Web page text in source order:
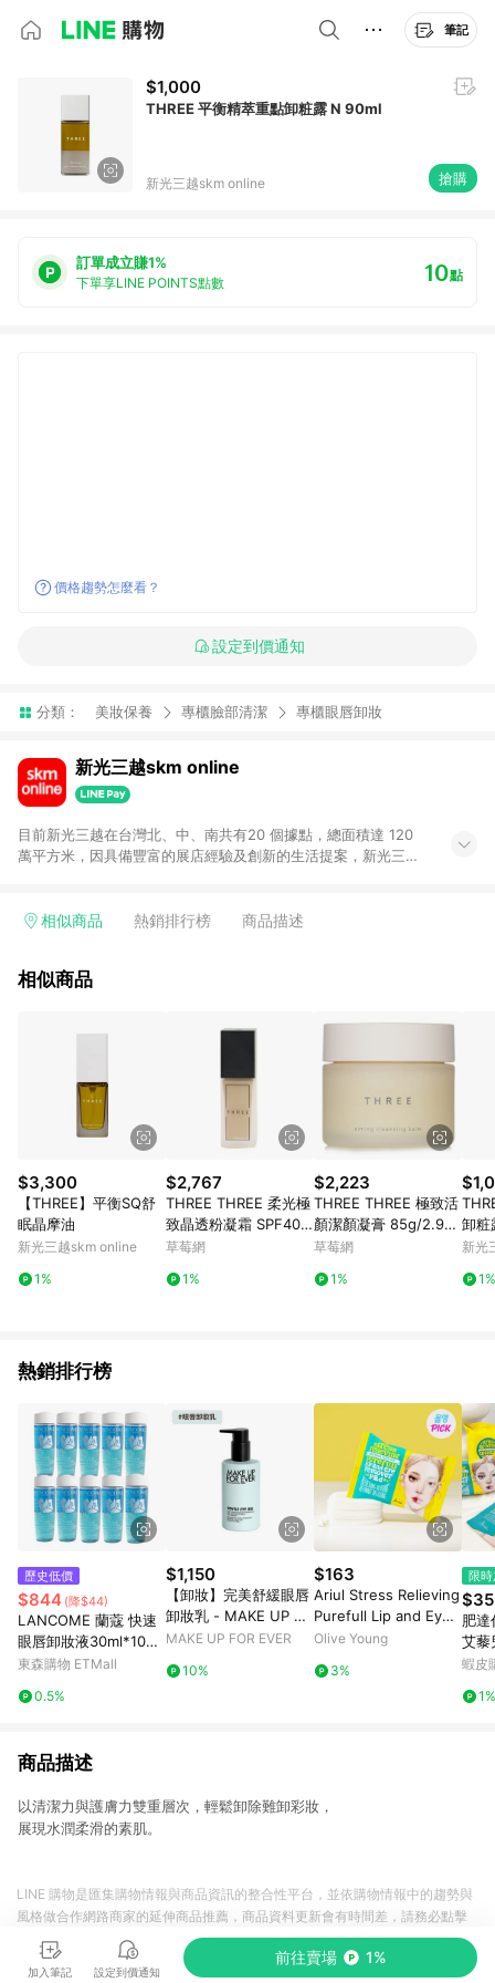
筆記
$1,000
THREE 平衡精萃重點卸粧露 N 90ml
新光三越skm online 搶購
訂單成立賺1%
下單享LINE POINTS點數 10點
價格趨勢怎麼看？
設定到價通知
分類： 美妝保養 專櫃臉部清潔 專櫃眼唇卸妝
新光三越skm online
目前新光三越在台灣北、中、南共有20 個據點，總面積達 120
萬平方米，因具備豐富的展店經驗及創新的生活提案，新光三越
理念不斷向前邁進，並善盡企業社會責任，為人們帶來更愉悅美
相似商品 熱銷排行榜 商品描述
相似商品
$3,300
【THREE】平衡SQ舒
眠晶摩油
新光三越skm online
1%
$2,767
THREE THREE 柔光極
致晶透粉凝霜 SPF40 -
# 100 30ml/1oz-粉底
草莓網
1%
$2,223
THREE THREE 極致活
顏潔顏凝膏 85g/2.99o
z-卸妝/洗面乳
草莓網
1%
卸粧
新光
1%
熱銷排行榜
歷史低價
$844 (降$44)
LANCOME 蘭蔻 快速
眼唇卸妝液30ml*10入
組-航空版
東森購物 ETMall
0.5%
$1,150
【卸妝】完美舒緩眼唇
卸妝乳 - MAKE UP FO
R EVER
MAKE UP FOR EVER
10%
$163
Ariul Stress Relieving
Purefull Lip and Eye
Remover Pad (30P /
Olive Young
3%
限
$35
肥
艾藜
妝巾
保濕
蝦皮
1%
商品描述
以清潔力與護膚力雙重層次，輕鬆卸除難卸彩妝，
展現水潤柔滑的素肌。
加入筆記 設定到價通知
前往賣場 1%
LINE 購物是匯集購物情報與商品資訊的整合性平台，並依購物情報中的趨勢與
風格做合作網路商家的延伸商品推薦，商品資料更新會有時間差，請務必點擊
商品至各合作網路商家，確認現售價與購物條件，一切資訊以合作廠商網頁為
準。